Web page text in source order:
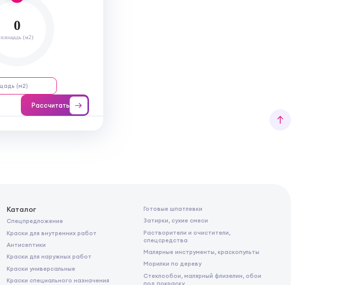
0
площадь (м2)
Рассчитать
Каталог
Спецпредложение
Краски для внутренних работ
Антисептики
Краски для наружных работ
Краски универсальные
Краски специального назначения
Готовые шпатлевки
Затирки, сухие смеси
Растворители и очистители,
спецсредства
Малярные инструменты, краскопульты
Морилки по дереву
Стеклообои, малярный флизелин, обои
под покраску